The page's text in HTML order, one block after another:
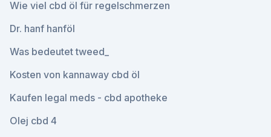
Wie viel cbd öl für regelschmerzen
Dr. hanf hanföl
Was bedeutet tweed_
Kosten von kannaway cbd öl
Kaufen legal meds - cbd apotheke
Olej cbd 4